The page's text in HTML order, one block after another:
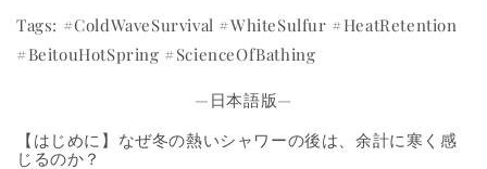
Tags: #ColdWaveSurvival #WhiteSulfur #HeatRetention
#BeitouHotSpring #ScienceOfBathing
—日本語版—
【はじめに】なぜ冬の熱いシャワーの後は、余計に寒く感
じるのか？